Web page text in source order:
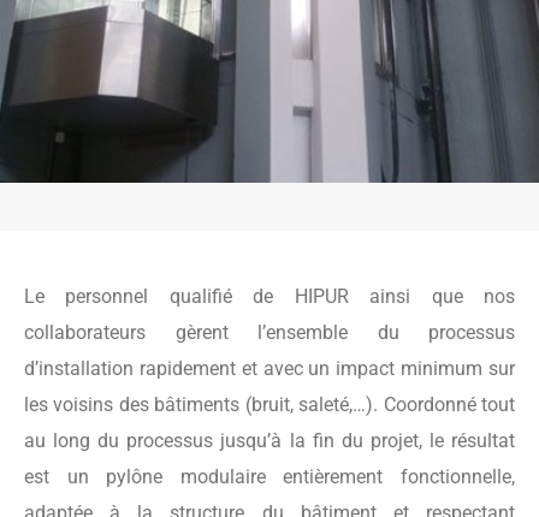
Le personnel qualifié de HIPUR ainsi que nos
collaborateurs gèrent l’ensemble du processus
d’installation rapidement et avec un impact minimum sur
les voisins des bâtiments (bruit, saleté,…). Coordonné tout
au long du processus jusqu’à la fin du projet, le résultat
est un pylône modulaire entièrement fonctionnelle,